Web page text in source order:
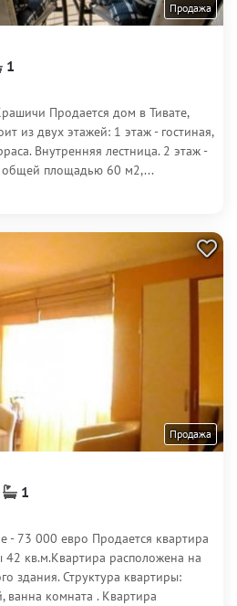
Продажа
1
Продается дом в Тивате,
из двух этажей: 1 этаж - гостиная,
Внутренняя лестница. 2 этаж -
общей площадью 60 м2,...
Продажа
1
- 73 000 евро Продается квартира
кв.м.Квартира расположена на
здания. Структура квартиры:
ванна комната . Квартира